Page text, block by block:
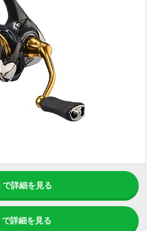
で詳細を見る
で詳細を見る